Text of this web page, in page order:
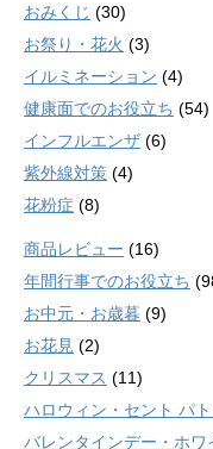
おみくじ (30)
お祭り・花火 (3)
イルミネーション (4)
健康面でのお役立ち (54)
インフルエンザ (6)
紫外線対策 (4)
花粉症 (8)
商品レビュー (16)
年間行事でのお役立ち
お中元・お歳暮 (9)
お花見 (2)
クリスマス (11)
ハロウィン・セント パ
バレンタインデー・ホワ